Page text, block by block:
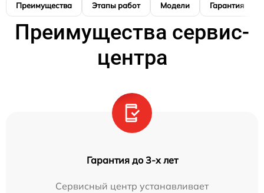
Преимущества Этапы работ Модели Гарантия
Преимущества сервис-
центра
Гарантия до 3-х лет
Сервисный центр устанавливает